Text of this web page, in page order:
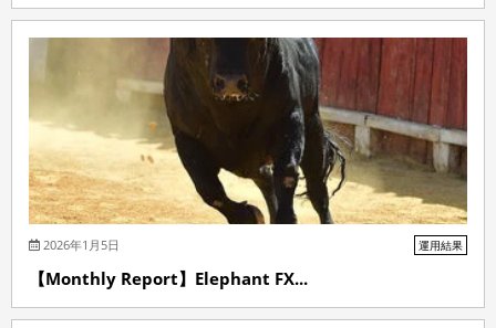
2026年1月5日 運用結果
【Monthly Report】Elephant FX...